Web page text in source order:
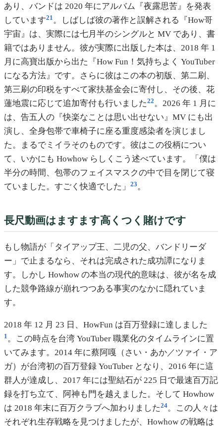
あり、バンドは 2020 年にアルバム『夜露思苦』を発表
しています21 。しばしば彼の著作と誤解される『How哥
宇宙』は、実際には七月半のシングルと MV であり、書
籍ではありません。彼が実際に出版した本は、2018 年 1
月に高寶出版から出た『How Fun！気持ちよく YouTuber
になる方法』です。さらに彼はこの本の初版、第二刷、
第三刷の印税をすべて家扶基金会に寄付し、その後、花
蓮地震に応じて追加寄付も行いました22。2026 年 1 月に
は、告五人の『快楽なことは思い出せない』MV にも出
演し、全身包帯で車椅子に座る重度感染者を演じまし
た。まるでミイラそのものです。彼はこの役柄につい
て、いかにも Howhow らしくこう述べています。「僕は
半分の時間、包帯のフェイスマスクの中で目を閉じて寝
ていました。すごく快適でした」
23。
長尺動画はますます高くつく賭けです
もし物語が「タイアップ王、二児の父、バンドリーダ
ー」で止まるなら、それは完成された成功譚になりま
す。しかし Howhow の本当の現代的意味は、彼が名を成
した競争路線が崩れつつある事実のなかに隠れていま
す。
2018 年 12 月 23 日、HowFun は百万登録に達しました
1 。この時点を台湾 YouTuber 職業化のタイムラインに置
いてみます。2014 年に蔡阿嘎（さい・あか／ツァイ・ア
ガ）が台湾初の百万登録 YouTuber となり、2016 年に這
群人が達成し、2017 年には聖結石が 225 日で最速百万記
録を打ち立て、阿神も門を越えました。そして Howhow
は 2018 年末に百万クラブへ加わりました24。この人々は
それぞれ生存戦略を見つけましたが、Howhow の戦略は